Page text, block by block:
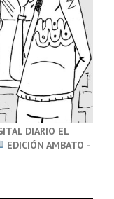
DIARIO EL
EDICIÓN AMBATO -